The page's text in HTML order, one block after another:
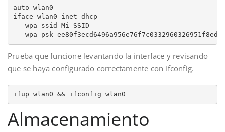
auto wlan0
iface wlan0 inet dhcp
   wpa-ssid Mi_SSID
wpa-psk
Prueba que funcione levantando la interface y revisando
que se haya configurado correctamente con ifconfig.
ifup wlan0 && ifconfig wlan0
Almacenamiento